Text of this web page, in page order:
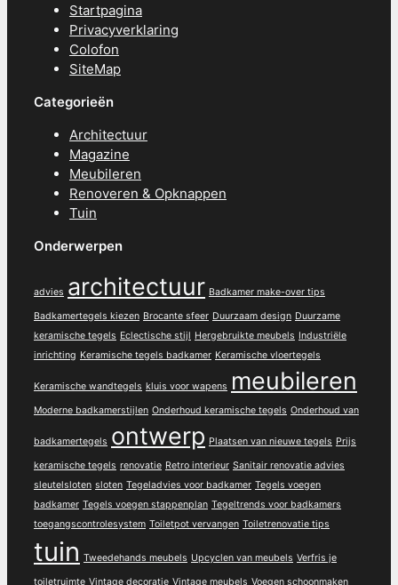
Startpagina
Privacyverklaring
Colofon
SiteMap
Categorieën
Architectuur
Magazine
Meubileren
Renoveren & Opknappen
Tuin
Onderwerpen
advies architectuur Badkamer make-over tips
Badkamertegels kiezen Brocante sfeer Duurzaam design Duurzame
keramische tegels Eclectische stijl Hergebruikte meubels Industriële
inrichting Keramische tegels badkamer Keramische vloertegels
Keramische wandtegels kluis voor wapens meubileren
Moderne badkamerstijlen Onderhoud keramische tegels Onderhoud van
badkamertegels ontwerp Plaatsen van nieuwe tegels Prijs
keramische tegels renovatie Retro interieur Sanitair renovatie advies
sleutelsloten sloten Tegeladvies voor badkamer Tegels voegen
badkamer Tegels voegen stappenplan Tegeltrends voor badkamers
toegangscontrolesystem Toiletpot vervangen Toiletrenovatie tips
tuin Tweedehands meubels Upcyclen van meubels Verfris je
toiletruimte Vintage decoratie Vintage meubels Voegen schoonmaken